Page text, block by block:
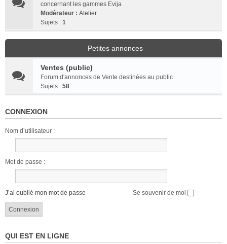
concernant les gammes Evija
Modérateur : Atelier
Sujets : 1
Petites annonces
Ventes (public)
Forum d'annonces de Vente destinées au public
Sujets : 58
CONNEXION
Nom d’utilisateur :
Mot de passe :
J’ai oublié mon mot de passe Se souvenir de moi
QUI EST EN LIGNE